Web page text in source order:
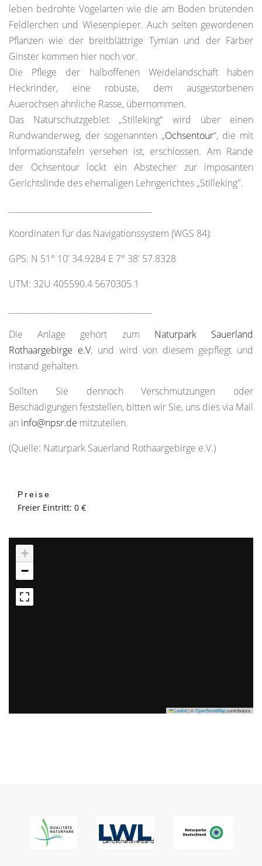
leben bedrohte Vogelarten wie die am Boden brütenden
Feldlerchen und Wiesenpieper. Auch selten gewordenen
Pflanzen wie der breitblättrige Tymian und der Färber
Ginster kommen hier noch vor.
Die Pflege der halboffenen Weidelandschaft haben
Heckrinder, eine robuste, dem ausgestorbenen
Auerochsen ähnliche Rasse, übernommen.
Das Naturschutzgebiet „Stilleking“ wird über einen
Rundwanderweg, der sogenannten „Ochsentour“, die mit
Informationstafeln versehen ist, erschlossen. Am Rande
der Ochsentour lockt ein Abstecher zur imposanten
Gerichtslinde des ehemaligen Lehngerichtes „Stilleking".
Koordinaten für das Navigationssystem (WGS 84):
GPS: N 51° 10' 34.9284 E 7° 38' 57.8328
UTM: 32U 405590.4 5670305.1
Die Anlage gehört zum Naturpark Sauerland
Rothaargebirge e.V. und wird von diesem gepflegt und
instand gehalten.
Sollten Sie dennoch Verschmutzungen oder
Beschädigungen feststellen, bitten wir Sie, uns dies via Mail
an info@npsr.de mitzuteilen.
(Quelle: Naturpark Sauerland Rothaargebirge e.V.)
Preise
Freier Eintritt: 0 €
+
−
Leaflet|©OpenStreetMapcontributors